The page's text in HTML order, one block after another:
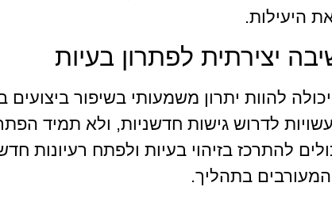
היעילות.
יצירתית לפתרון בעיות
לדרוש גישות חדשניות, ולא תמיד
להתרכז בזיהוי בעיות ולפתח רעיונות
בתהליך.